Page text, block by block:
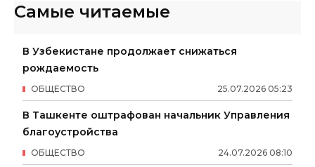
Самые читаемые
В Узбекистане продолжает снижаться
рождаемость
25.07.2026 05:23
ОБЩЕСТВО
В Ташкенте оштрафован начальник Управления
благоустройства
24.07.2026 08:10
ОБЩЕСТВО